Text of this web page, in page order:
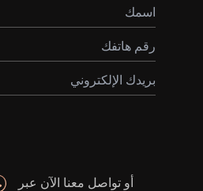
أو تواصل معنا الآن عبر